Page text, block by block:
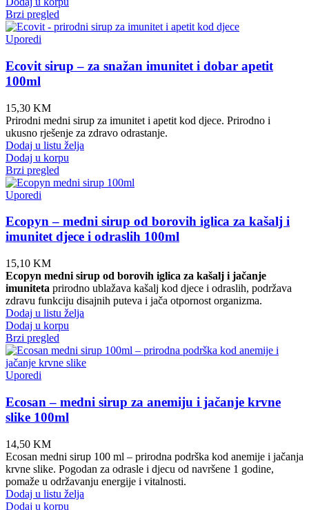
Brzi pregled
Uporedi
Ecovit sirup – za snažan imunitet i dobar apetit
100ml
15,30 KM
Prirodni medni sirup za imunitet i apetit kod djece. Prirodno i
ukusno rješenje za zdravo odrastanje.
Dodaj u listu želja
Dodaj u korpu
Brzi pregled
Uporedi
Ecopyn – medni sirup od borovih iglica za kašalj i
imunitet djece i odraslih 100ml
15,10 KM
Ecopyn medni sirup od borovih iglica za kašalj i jačanje
imuniteta prirodno ublažava kašalj kod djece i odraslih, podržava
zdravu funkciju disajnih puteva i jača otpornost organizma.
Dodaj u listu želja
Dodaj u korpu
Brzi pregled
Uporedi
Ecosan – medni sirup za anemiju i jačanje krvne
slike 100ml
14,50 KM
Ecosan medni sirup 100 ml – prirodna podrška kod anemije i jačanja
krvne slike. Pogodan za odrasle i djecu od navršene 1 godine,
pomaže u održavanju energije i vitalnosti.
Dodaj u listu želja
Dodaj u korpu